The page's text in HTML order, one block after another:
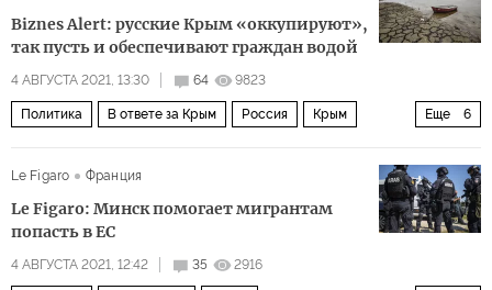
Biznes Alert: русские Крым «оккупируют»,
так пусть и обеспечивают граждан водой
4 АВГУСТА 2021, 13:30 64 9823
Еще 6
Политика В ответе за Крым Россия Крым
Le Figaro Франция
Le Figaro: Минск помогает мигрантам
попасть в ЕС
4 АВГУСТА 2021, 12:42 35 2916